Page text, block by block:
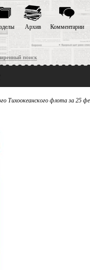
поиск
Архив Комментарии
Тихоокеанского флота за 25